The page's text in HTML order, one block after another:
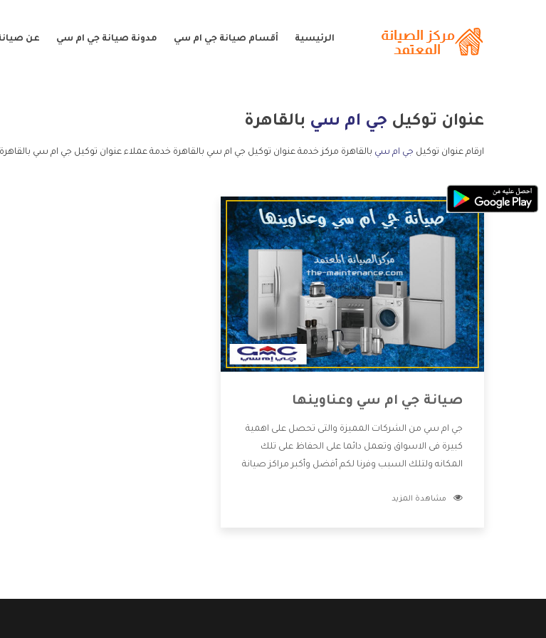
الرئيسية أقسام صيانة جي ام سي مدونة صيانة جي ام سي عن
عنوان توكيل جي ام سي بالقاهرة
ارقام عنوان توكيل جي ام سي بالقاهرة مركز خدمة عنوان توكيل جي ام سي بالقاهرة خدمة عملاء عنوان توكيل جي ام سي
صيانة جي ام سي وعناوينها
جي ام سي من الشركات المميزة والتى تحصل على اهمية
كبيرة فى الاسواق وتعمل دائما على الحفاظ على تلك
المكانه ولتلك السبب وفرنا لكم أفضل وأكبر مراكز صيانة
ويستطيع القيام بتصليح جميع المنتجات دون اى ازعاج
مشاهدة المزيد